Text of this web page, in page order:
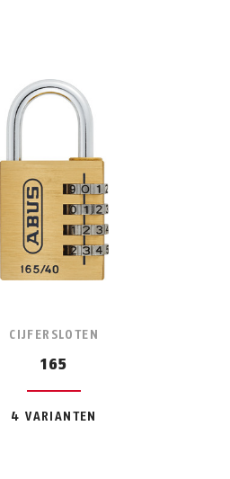
CIJFERSLOTEN
165
4 VARIANTEN